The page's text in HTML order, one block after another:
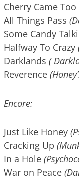
Cherry Came Too
All Things Pass
Some Candy
Halfway To Crazy
Darklands (
Reverence
Encore:
Just Like Honey
Cracking Up
In a Hole
War on Peace